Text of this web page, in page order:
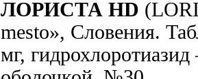
ЛОРИСТА HD
mesto», Словения.
мг,